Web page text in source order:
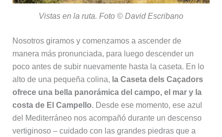
Vistas en la ruta. Foto © David Escribano
Nosotros giramos y comenzamos a ascender de
manera más pronunciada, para luego descender un
poco antes de subir nuevamente hasta la caseta. En lo
alto de una pequeña colina, la Caseta dels Caçadors
ofrece una bella panorámica del campo, el mar y la
costa de El Campello. Desde ese momento, ese azul
del Mediterráneo nos acompañó durante un descenso
vertiginoso – cuidado con las grandes piedras que a